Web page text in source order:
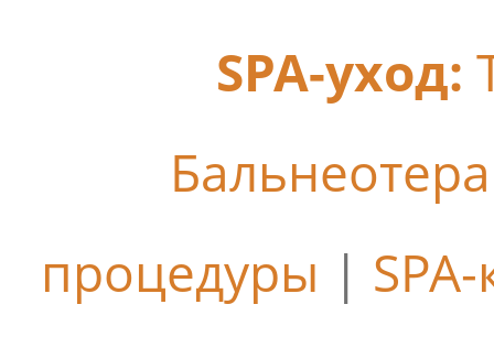
SPA-уход:
процедуры |